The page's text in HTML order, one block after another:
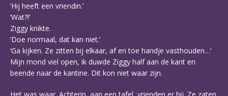
‘Hij heeft een vriendin.’
‘Wat?!’
Ziggy knikte.
‘Doe normaal, dat kan niet.’
‘Ga kijken. Ze zitten bij elkaar, af en toe handje vasthouden…’
Mijn mond viel open, ik duwde Ziggy half aan de kant en
beende naar de kantine. Dit kon niet waar zijn.